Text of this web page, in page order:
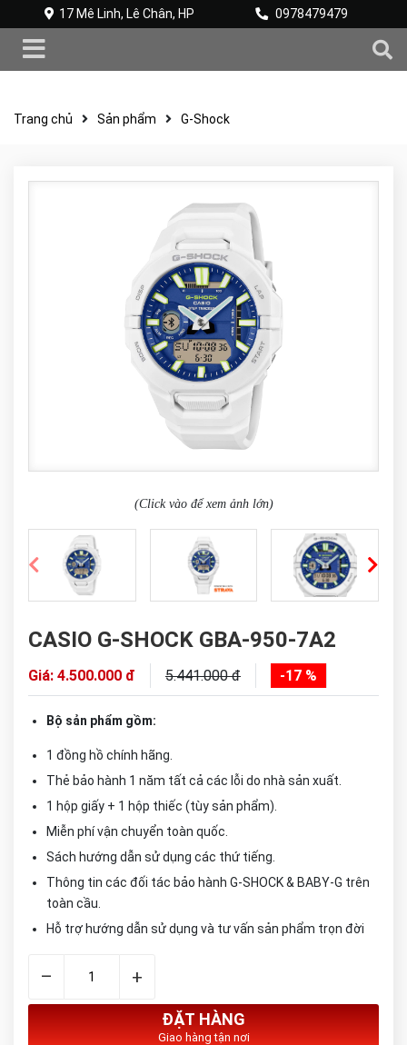
17 Mê Linh, Lê Chân, HP 0978479479
Trang chủ Sản phẩm G-Shock
(Click vào để xem ảnh lớn)
CASIO G-SHOCK GBA-950-7A2
Giá: 4.500.000 đ 5.441.000 đ -17 %
Bộ sản phẩm gồm:
1 đồng hồ chính hãng.
Thẻ bảo hành 1 năm tất cả các lỗi do nhà sản xuất.
1 hộp giấy + 1 hộp thiếc (tùy sản phẩm).
Miễn phí vận chuyển toàn quốc.
Sách hướng dẫn sử dụng các thứ tiếng.
Thông tin các đối tác bảo hành G-SHOCK & BABY-G trên
toàn cầu.
Hỗ trợ hướng dẫn sử dụng và tư vấn sản phẩm trọn đời
– +
ĐẶT HÀNG
Giao hàng tận nơi